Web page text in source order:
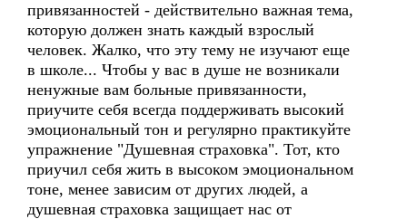
привязанностей - действительно важная тема,
которую должен знать каждый взрослый
человек. Жалко, что эту тему не изучают еще
в школе... Чтобы у вас в душе не возникали
ненужные вам больные привязанности,
приучите себя всегда поддерживать высокий
эмоциональный тон и регулярно практикуйте
упражнение "Душевная страховка". Тот, кто
приучил себя жить в высоком эмоциональном
тоне, менее зависим от других людей, а
душевная страховка защищает нас от